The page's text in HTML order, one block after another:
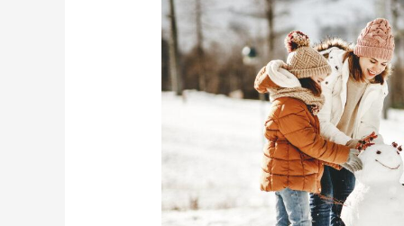
Familienabenteuer
im
Winterwunderland:
Die